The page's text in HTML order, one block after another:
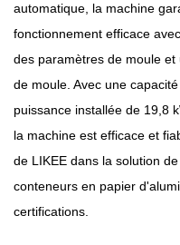
automatique, la machine
fonctionnement efficace
des paramètres de moule
de moule. Avec une
puissance installée de 19,8
la machine est efficace et
de LIKEE dans la solution
conteneurs en papier
certifications.